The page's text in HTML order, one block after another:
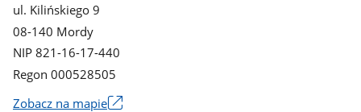
ul. Kilińskiego 9
08-140 Mordy
NIP 821-16-17-440
Regon 000528505
Zobacz na mapieLink